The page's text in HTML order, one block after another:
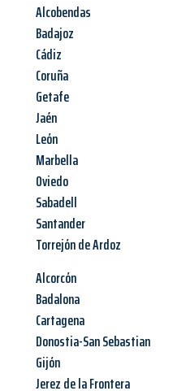
Alcobendas
Badajoz
Cádiz
Coruña
Getafe
Jaén
León
Marbella
Oviedo
Sabadell
Santander
Torrejón de Ardoz
Alcorcón
Badalona
Cartagena
Donostia-San Sebastian
Gijón
Jerez de la Frontera